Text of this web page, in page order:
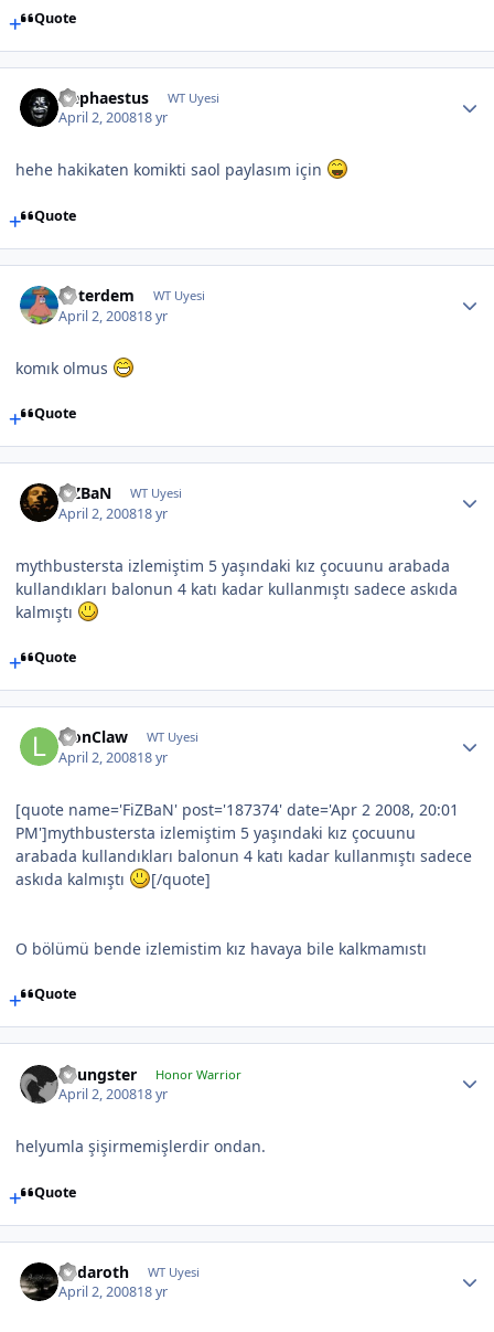
Quote
Hephaestus WT Uyesi
April 2, 200818 yr
hehe hakikaten komikti saol paylasım için
Quote
noterdem WT Uyesi
April 2, 200818 yr
komık olmus
Quote
FiZBaN WT Uyesi
April 2, 200818 yr
mythbustersta izlemiştim 5 yaşındaki kız çocuunu arabada
kullandıkları balonun 4 katı kadar kullanmıştı sadece askıda
kalmıştı
Quote
LionClaw WT Uyesi
April 2, 200818 yr
[quote name='FiZBaN' post='187374' date='Apr 2 2008, 20:01
PM']mythbustersta izlemiştim 5 yaşındaki kız çocuunu
arabada kullandıkları balonun 4 katı kadar kullanmıştı sadece
askıda kalmıştı
[/quote]
O bölümü bende izlemistim kız havaya bile kalkmamıstı
Quote
Youngster Honor Warrior
April 2, 200818 yr
helyumla şişirmemişlerdir ondan.
Quote
Endaroth WT Uyesi
April 2, 200818 yr